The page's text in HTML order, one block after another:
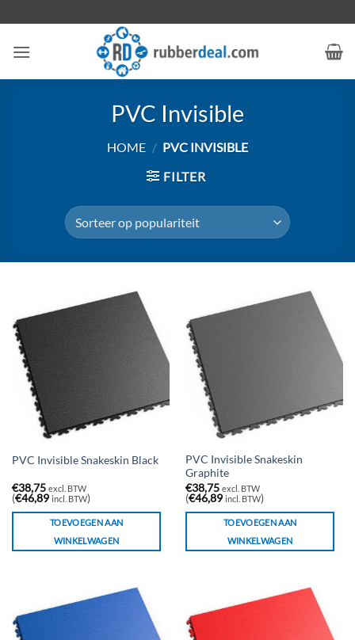
naar
inhoud
PVC Invisible
HOME / PVC INVISIBLE
FILTER
PVC Invisible Snakeskin Black
€38,75 excl. BTW
(€46,89 incl. BTW)
TOEVOEGEN AAN
WINKELWAGEN
PVC Invisible Snakeskin
Graphite
€38,75 excl. BTW
(€46,89 incl. BTW)
TOEVOEGEN AAN
WINKELWAGEN